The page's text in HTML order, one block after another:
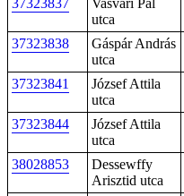
37323837
Vasvári Pál
utca
37323838
Gáspár András
utca
37323841
József Attila
utca
37323844
József Attila
utca
38028853
Dessewffy
Arisztid utca